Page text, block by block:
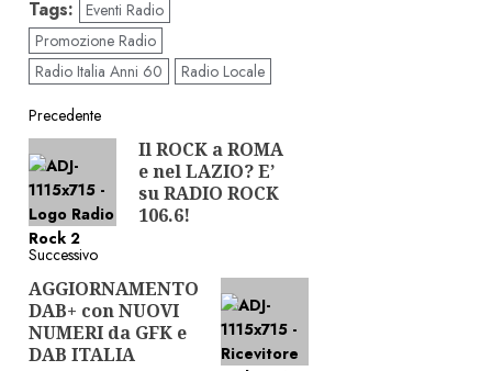
Tags: Eventi Radio
Promozione Radio
Radio Italia Anni 60
Radio Locale
Navigazione
articolo
Precedente
Articolo
precedente:
Il ROCK a ROMA
e nel LAZIO? E’
su RADIO ROCK
106.6!
Successivo
Articolo
successivo:
AGGIORNAMENTO
DAB+ con NUOVI
NUMERI da GFK e
DAB ITALIA